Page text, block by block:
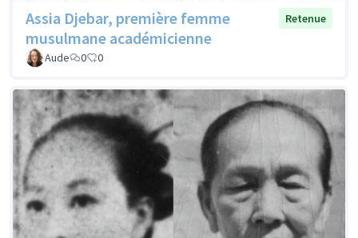
Assia Djebar, première femme
musulmane académicienne
Retenue
Aude 0 0